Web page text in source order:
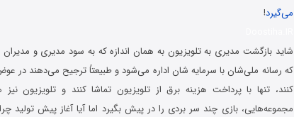
می‌گیرد!
شاید بازگشت مدیری به تلویزیون به همان اندازه که به سود مدیری و مدیران
که رسانه ملی‌شان با سرمایه شان اداره می‌شود و طبیعتاً ترجیح می‌دهند در
کنند، تنها با پرداخت هزینه برق از تلویزیون تماشا کنند و تلویزیون
مجموعه‌هایی، بازی چند سر بردی را در پیش بگیرد اما آیا آغاز پیش